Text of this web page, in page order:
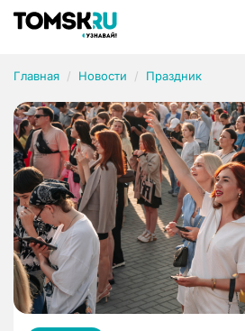
Главная Новости Праздник